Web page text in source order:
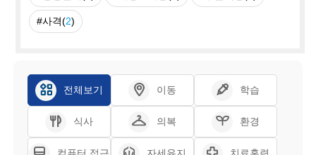
#사격(2)
전체보기 이동 학습
식사 의복 환경